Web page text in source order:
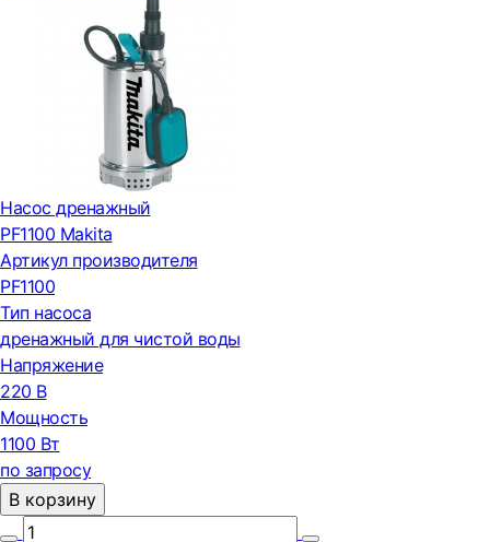
Насос дренажный
PF1100 Makita
Артикул производителя
PF1100
Тип насоса
дренажный для чистой воды
Напряжение
220 В
Мощность
1100 Вт
по запросу
В корзину